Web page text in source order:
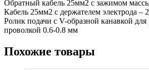
Обратный кабель 25мм2 с зажимом
Кабель 25мм2 с держателем электрода –
Ролик подачи с V-образной канавкой для
проволкой 0.6-0.8 мм
Похожие товары